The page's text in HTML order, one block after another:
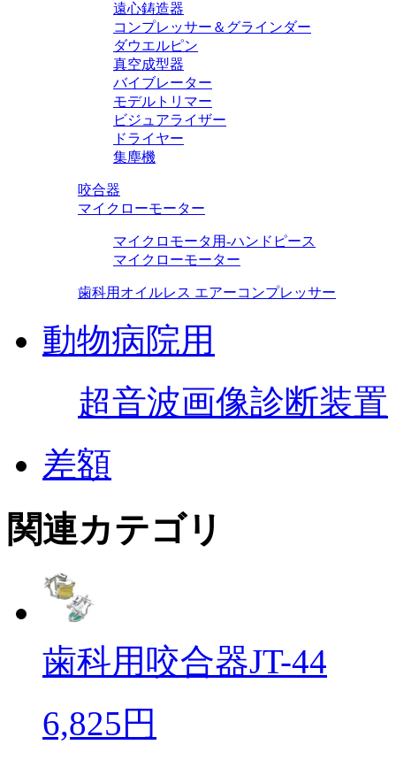
遠心鋳造器
コンプレッサー＆グラインダー
ダウエルピン
真空成型器
バイブレーター
モデルトリマー
ビジュアライザー
ドライヤー
集塵機
咬合器
マイクローモーター
マイクロモータ用-ハンドピース
マイクローモーター
歯科用オイルレス エアーコンプレッサー
動物病院用
超音波画像診断装置
差額
関連カテゴリ
歯科用咬合器JT-44
6,825円